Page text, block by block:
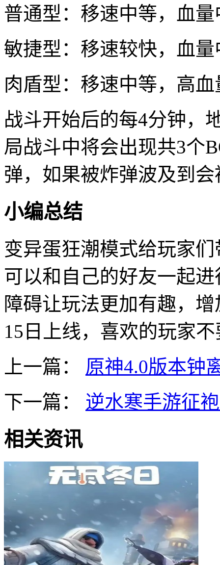
普通型：移速中等，血
敏捷型：移速较快，血
肉盾型：移速中等，高
战斗开始后的每4分钟，
局战斗中将会出现共3个
弹，如果被炸弹波及到
小编总结
变异蛋狂潮模式给玩家
可以和自己的好友一起
障碍让玩法更加有趣，
15日上线，喜欢的玩家
上一篇：
原神4.0版本钟
下一篇：
逆水寒手游征
相关资讯